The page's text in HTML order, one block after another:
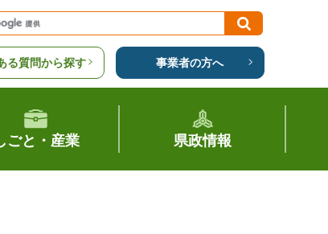
る質問から探す 事業者の方へ
ごと・産業 県政情報